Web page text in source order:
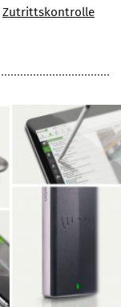
Zutrittskontrolle